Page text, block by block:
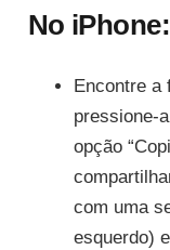
No iPhone:
Encontre a
pressione-
opção
com uma
esquerdo)